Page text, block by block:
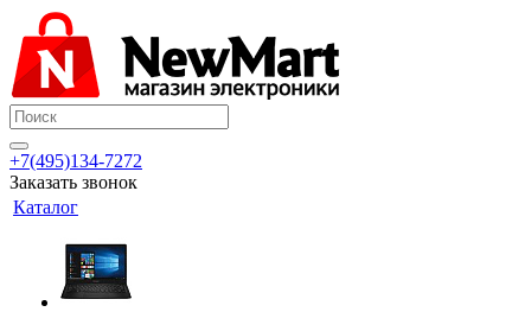
+7(495)134-7272
Заказать звонок
Каталог